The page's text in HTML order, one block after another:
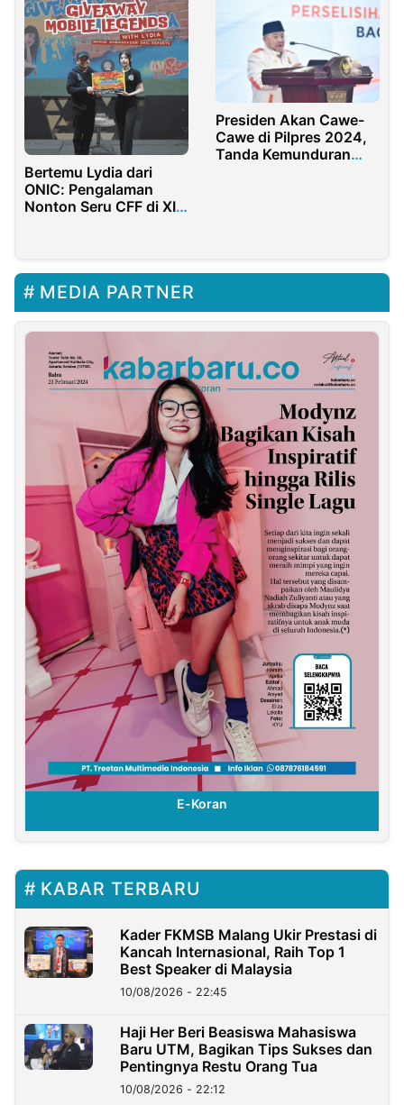
Bertemu Lydia dari
ONIC: Pengalaman
Nonton Seru CFF di XII
Presiden Akan Cawe-
Cawe di Pilpres 2024,
Tanda Kemunduran
MEDIA PARTNER
E-Koran
KABAR TERBARU
Kader FKMSB Malang Ukir Prestasi di
Kancah Internasional, Raih Top 1
Best Speaker di Malaysia
10/08/2026 - 22:45
Haji Her Beri Beasiswa Mahasiswa
Baru UTM, Bagikan Tips Sukses dan
Pentingnya Restu Orang Tua
10/08/2026 - 22:12